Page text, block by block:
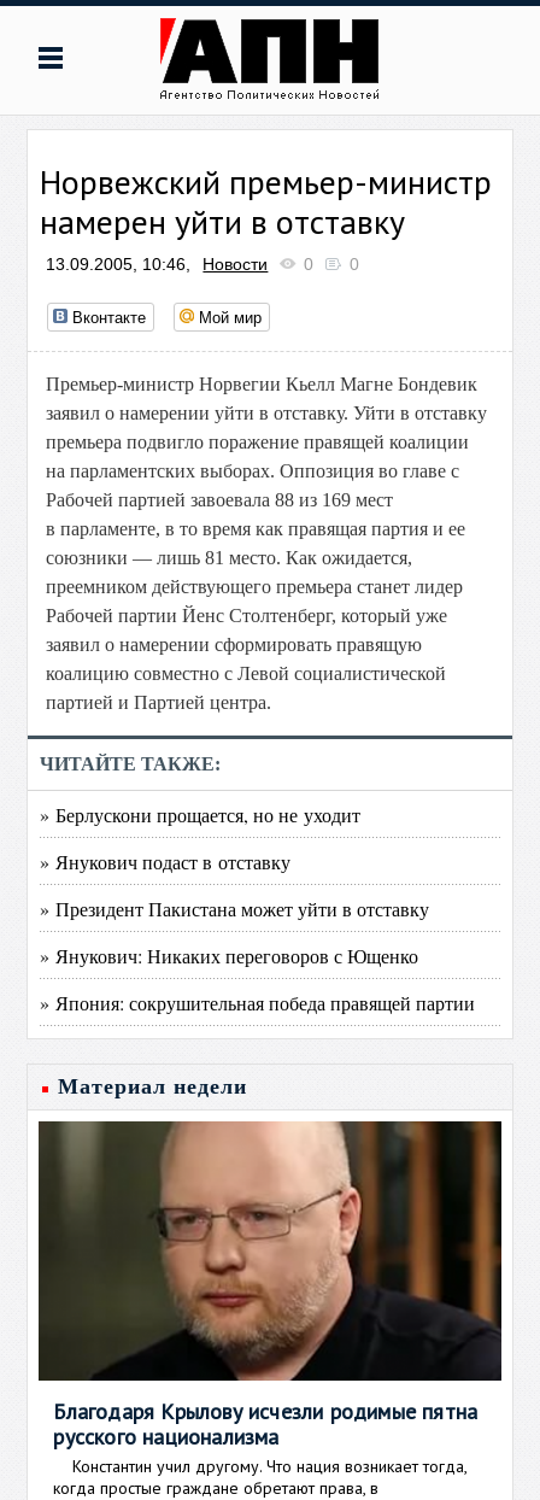
Норвежский премьер-министр
намерен уйти в отставку
13.09.2005, 10:46, Новости 0 0
Вконтакте Мой мир
Премьер-министр Норвегии Кьелл Магне Бондевик
заявил о намерении уйти в отставку. Уйти в отставку
премьера подвигло поражение правящей коалиции
на парламентских выборах. Оппозиция во главе с
Рабочей партией завоевала 88 из 169 мест
в парламенте, в то время как правящая партия и ее
союзники — лишь 81 место. Как ожидается,
преемником действующего премьера станет лидер
Рабочей партии Йенс Столтенберг, который уже
заявил о намерении сформировать правящую
коалицию совместно с Левой социалистической
партией и Партией центра.
ЧИТАЙТЕ ТАКЖЕ:
» Берлускони прощается, но не уходит
» Янукович подаст в отставку
» Президент Пакистана может уйти в отставку
» Янукович: Никаких переговоров с Ющенко
» Япония: сокрушительная победа правящей партии
Материал недели
Благодаря Крылову исчезли родимые пятна
русского национализма
Константин учил другому. Что нация возникает тогда,
когда простые граждане обретают права, в